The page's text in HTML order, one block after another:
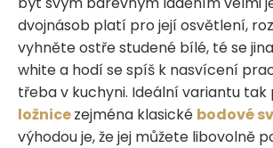
dvojnásob platí pro její osvětlení,
vyhněte ostře studené bílé, té se
white a hodí se spíš k nasvícení
třeba v kuchyni. Ideální variantu tak
ložnicezejména klasické bodové
výhodou je, že jej můžete libovolně